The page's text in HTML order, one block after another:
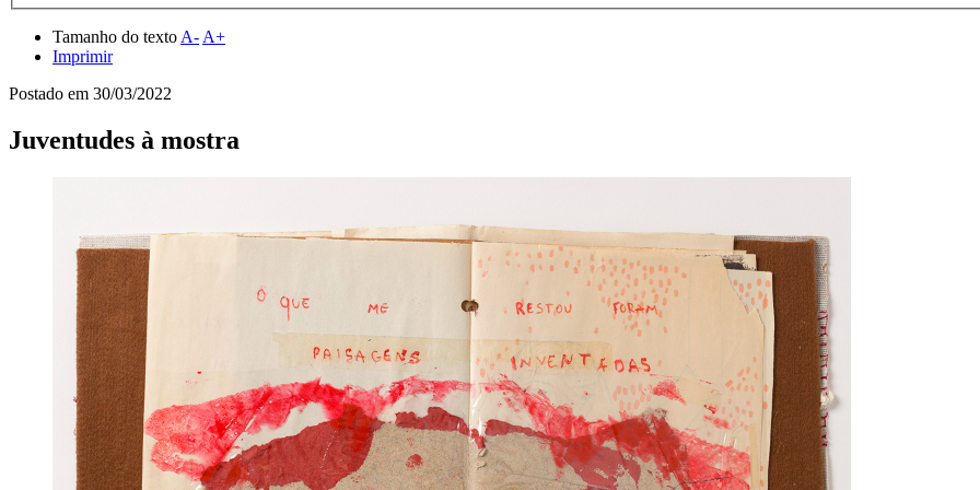
Tamanho do texto A- A+
Imprimir
Postado em 30/03/2022
Juventudes à mostra